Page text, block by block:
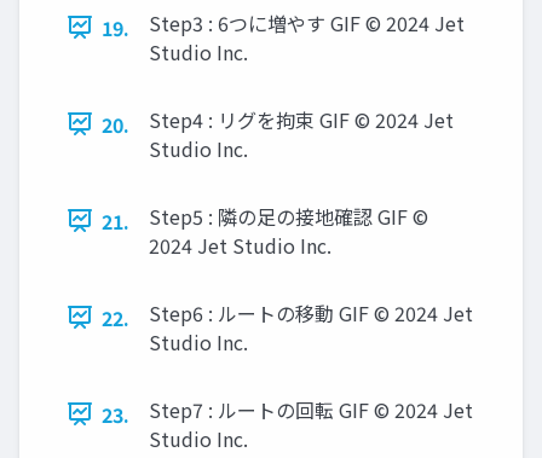
19.
Step3 : 6つに増やす GIF © 2024 Jet
Studio Inc.
20.
Step4 : リグを拘束 GIF © 2024 Jet
Studio Inc.
21.
Step5 : 隣の足の接地確認 GIF ©
2024 Jet Studio Inc.
22.
Step6 : ルートの移動 GIF © 2024 Jet
Studio Inc.
23.
Step7 : ルートの回転 GIF © 2024 Jet
Studio Inc.